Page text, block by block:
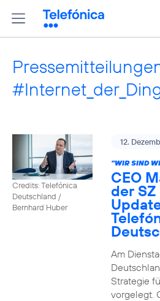
Credits: Telefónica
Deutschland /
Bernhard Huber
12.
"WIR SIND
CEO
der
Am
Strategie
vorgelegt.